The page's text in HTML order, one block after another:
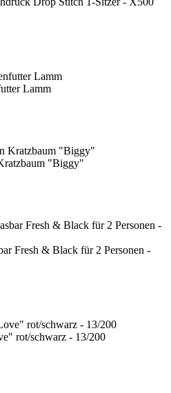
Lamm
"Biggy"
Fresh & Black für 2 Personen -
rot/schwarz - 13/200